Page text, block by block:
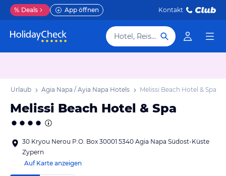
% Deals App öffnen Kontakt
Hotel, Reiseziel
Urlaub Agia Napa / Ayia Napa Hotels Melissi Beach Hotel & Spa
Melissi Beach Hotel & Spa
30 Kryou Nerou P.O. Box 30001 5340 Agia Napa Südost-Küste
Zypern
Auf Karte anzeigen